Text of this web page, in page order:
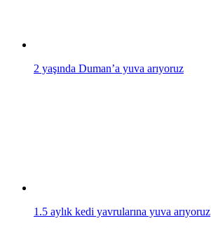
2 yaşında Duman’a yuva arıyoruz
1.5 aylık kedi yavrularına yuva arıyoruz